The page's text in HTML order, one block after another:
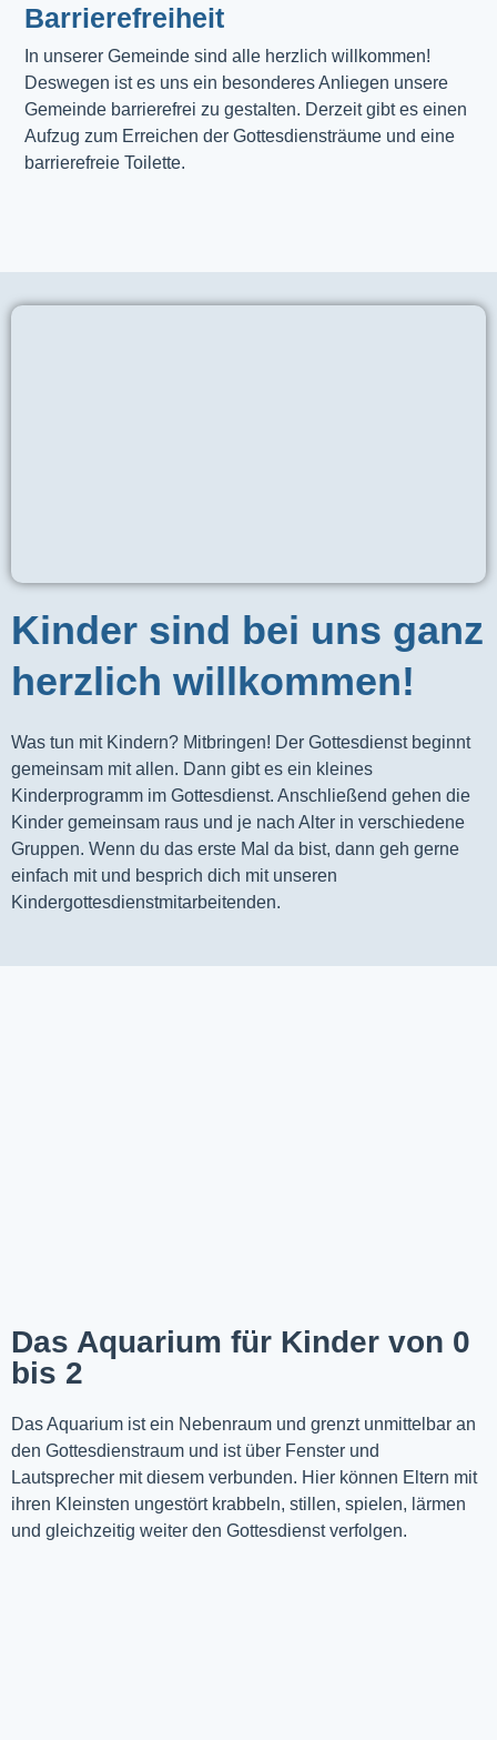
Barrierefreiheit
In unserer Gemeinde sind alle herzlich willkommen!
Deswegen ist es uns ein besonderes Anliegen unsere
Gemeinde barrierefrei zu gestalten. Derzeit gibt es einen
Aufzug zum Erreichen der Gottesdiensträume und eine
barrierefreie Toilette.
Kinder sind bei uns ganz
herzlich willkommen!
Was tun mit Kindern? Mitbringen! Der Gottesdienst beginnt
gemeinsam mit allen. Dann gibt es ein kleines
Kinderprogramm im Gottesdienst. Anschließend gehen die
Kinder gemeinsam raus und je nach Alter in verschiedene
Gruppen. Wenn du das erste Mal da bist, dann geh gerne
einfach mit und besprich dich mit unseren
Kindergottesdienstmitarbeitenden.
Das Aquarium für Kinder von 0
bis 2
Das Aquarium ist ein Nebenraum und grenzt unmittelbar an
den Gottesdienstraum und ist über Fenster und
Lautsprecher mit diesem verbunden. Hier können Eltern mit
ihren Kleinsten ungestört krabbeln, stillen, spielen, lärmen
und gleichzeitig weiter den Gottesdienst verfolgen.